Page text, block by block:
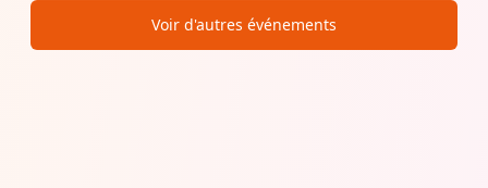
Voir d'autres événements